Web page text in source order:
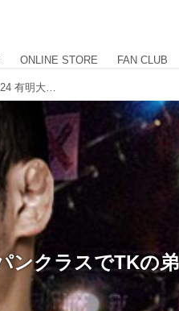
ONLINE STORE FAN CLUB
ンクラスでTKの